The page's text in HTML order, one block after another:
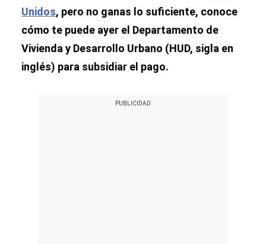
Unidos, pero no ganas lo suficiente, conoce
cómo te puede ayer el Departamento de
Vivienda y Desarrollo Urbano (HUD, sigla en
inglés) para subsidiar el pago.